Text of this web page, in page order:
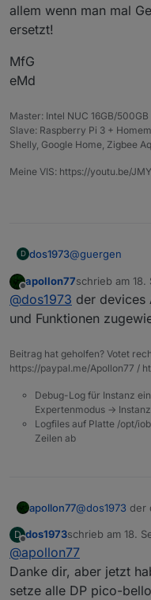
allem wenn man mal
ersetzt!
MfG
eMd
Master: Intel NUC 16GB/500GB
Slave: Raspberry Pi 3 +
Shelly, Google Home, Zigbee
Meine VIS: https://youtu.be/
D dos1973@guergen
habe gestern
(habe intern
richtig in Arbeit
Offline
apollon77schrieb am 18.
zuletzt editiert
@dos1973 der devices
und Funktionen
Beitrag hat geholfen? Votet
https://paypal.me/Apollon77 /
Debug-Log für Instanz
Expertenmodus ->
Logfiles auf Platte /opt/
Zeilen ab
apollon77@dos1973 der
automatisch ;-
D
Offline
dos1973schrieb am 18.
zuletzt editiert
@apollon77
Danke dir, aber jetzt
setze alle DP pico-